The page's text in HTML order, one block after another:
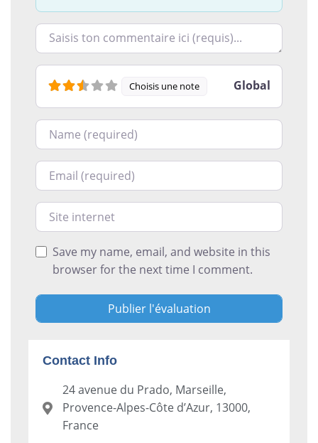
Racontez-nous ce que vous avez le plus et le
Choisis une note Global
Nom
Courriel
Site internet
Save my name, email, and website in this
browser for the next time I comment.
Contact Info
24 avenue du Prado, Marseille,
Provence-Alpes-Côte d’Azur, 13000,
France